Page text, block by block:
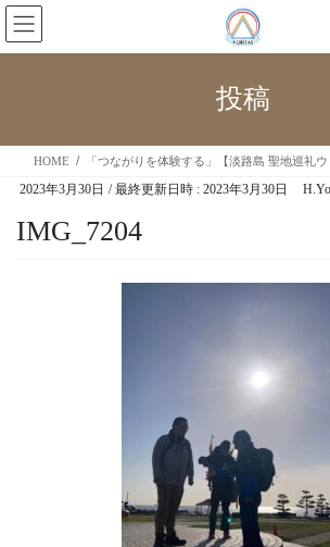
投稿
HOME 「つながりを体験する」【淡路島 聖地巡礼ウ
2023年3月30日 / 最終更新日時 : 2023年3月30日
IMG_7204